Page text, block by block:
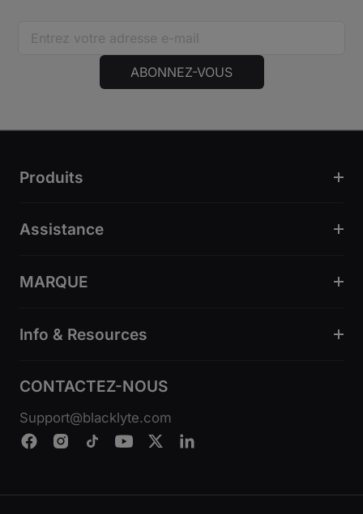
ABONNEZ-VOUS
Produits
Assistance
MARQUE
Info & Resources
CONTACTEZ-NOUS
Support@blacklyte.com